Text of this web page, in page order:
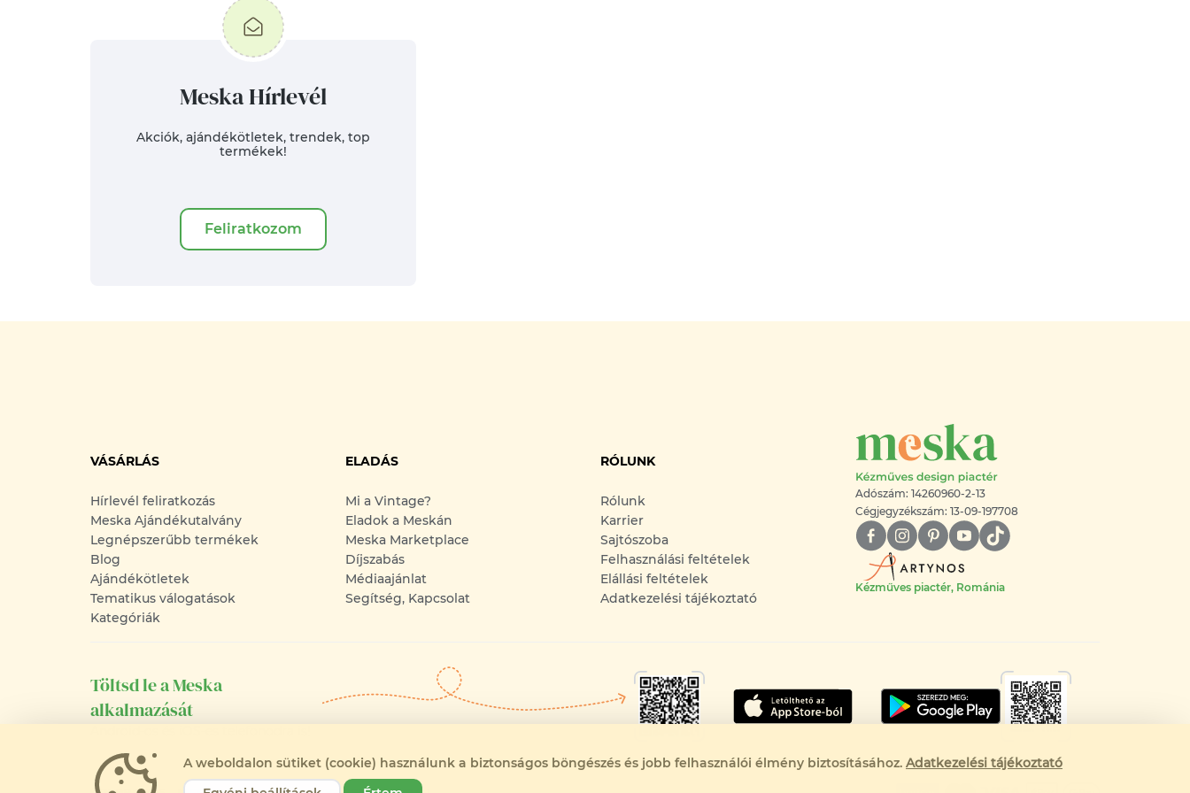
Meska Hírlevél
Akciók, ajándékötletek, trendek, top
termékek!
Feliratkozom
VÁSÁRLÁS
Hírlevél feliratkozás
Meska Ajándékutalvány
Legnépszerűbb termékek
Blog
Ajándékötletek
Tematikus válogatások
Kategóriák
ELADÁS
Mi a Vintage?
Eladok a Meskán
Meska Marketplace
Díjszabás
Médiaajánlat
Segítség, Kapcsolat
RÓLUNK
Rólunk
Karrier
Sajtószoba
Felhasználási feltételek
Elállási feltételek
Adatkezelési tájékoztató
Adószám: 14260960-2-13
Cégjegyzékszám: 13-09-197708
Kézműves piactér, Románia
Töltsd le a Meska
alkalmazását
A weboldalon sütiket (cookie) használunk a biztonságos böngészés és jobb felhasználói élmény biztosításához. Adatkezelési tájékoztató